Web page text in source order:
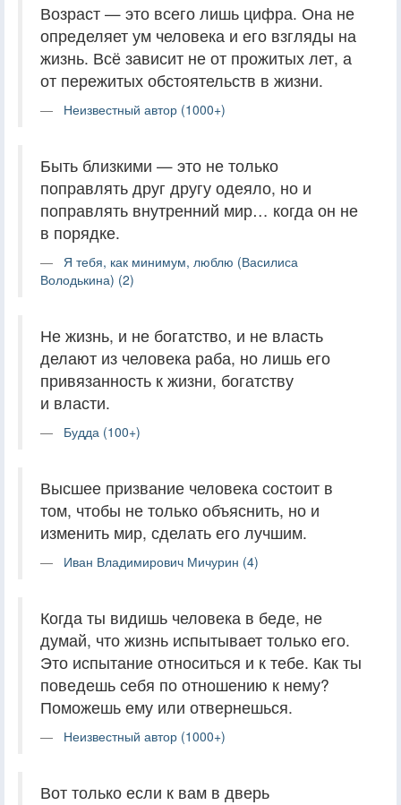
Возраст — это всего лишь цифра. Она не
определяет ум человека и его взгляды на
жизнь. Всё зависит не от прожитых лет, а
от пережитых обстоятельств в жизни.
Неизвестный автор (1000+)
Быть близкими — это не только
поправлять друг другу одеяло, но и
поправлять внутренний мир… когда он не
в порядке.
Я тебя, как минимум, люблю (Василиса
Володькина) (2)
Не жизнь, и не богатство, и не власть
делают из человека раба, но лишь его
привязанность к жизни, богатству
и власти.
Будда (100+)
Высшее призвание человека состоит в
том, чтобы не только объяснить, но и
изменить мир, сделать его лучшим.
Иван Владимирович Мичурин (4)
Когда ты видишь человека в беде, не
думай, что жизнь испытывает только его.
Это испытание относиться и к тебе. Как ты
поведешь себя по отношению к нему?
Поможешь ему или отвернешься.
Неизвестный автор (1000+)
Вот только если к вам в дверь